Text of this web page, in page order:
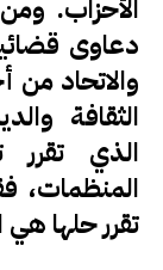
الأحزاب.
دعاوى
والاتحاد من
الثقافة
الذي
المنظمات،
تقرر حلها هي